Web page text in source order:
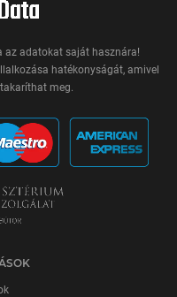
az adatokat saját hasznára!
hatékonyságát, amivel
meg.